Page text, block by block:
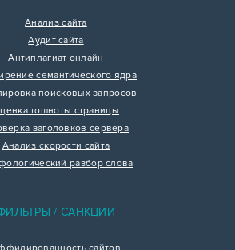
Анализ сайта
Аудит сайта
Антиплагиат онлайн
семантического ядра
поисковых запросов
тошноты страницы
заголовков сервера
Анализ скорости сайта
разбор слова
/ САНКЦИИ